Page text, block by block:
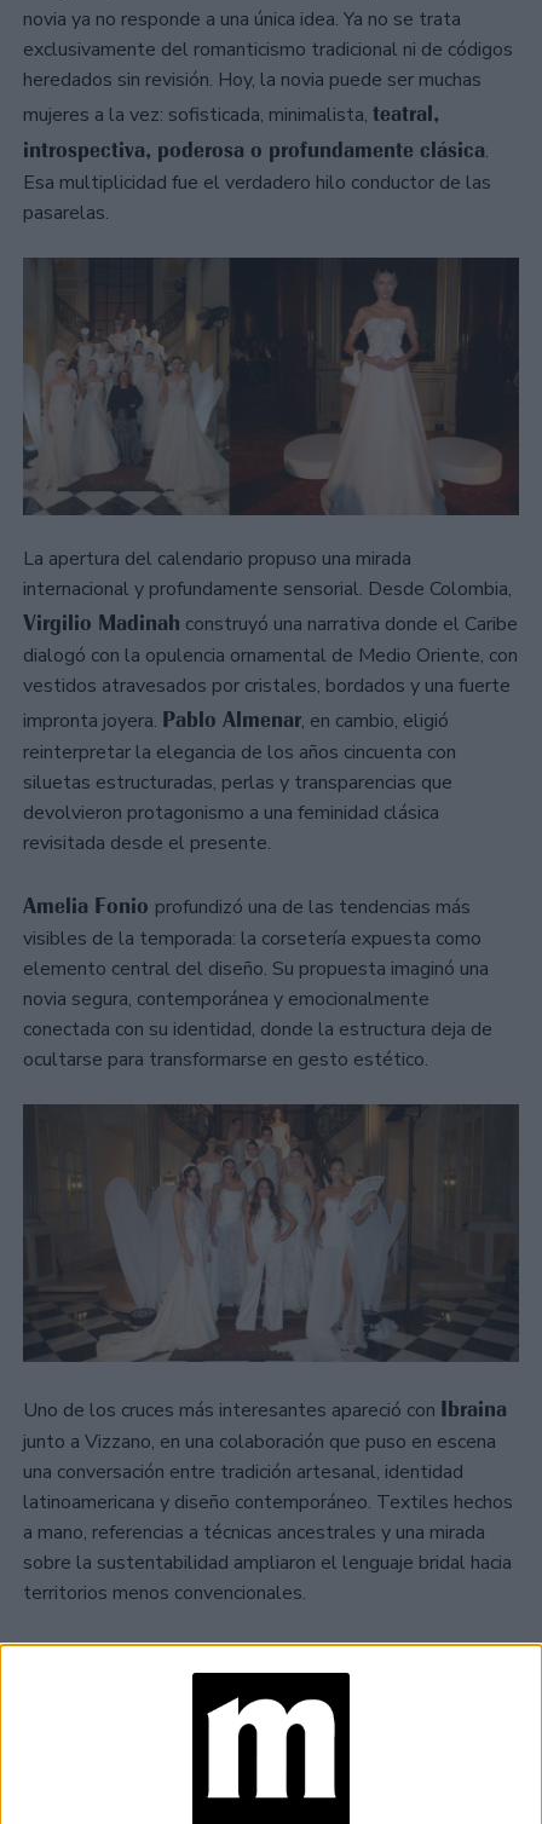
novia ya no responde a una única idea. Ya no se trata
exclusivamente del romanticismo tradicional ni de códigos
heredados sin revisión. Hoy, la novia puede ser muchas
mujeres a la vez: sofisticada, minimalista, teatral,
introspectiva, poderosa o profundamente clásica.
Esa multiplicidad fue el verdadero hilo conductor de las
pasarelas.
La apertura del calendario propuso una mirada
internacional y profundamente sensorial. Desde Colombia,
Virgilio Madinah construyó una narrativa donde el Caribe
dialogó con la opulencia ornamental de Medio Oriente, con
vestidos atravesados por cristales, bordados y una fuerte
impronta joyera. Pablo Almenar, en cambio, eligió
reinterpretar la elegancia de los años cincuenta con
siluetas estructuradas, perlas y transparencias que
devolvieron protagonismo a una feminidad clásica
revisitada desde el presente.
Amelia Fonio profundizó una de las tendencias más
visibles de la temporada: la corsetería expuesta como
elemento central del diseño. Su propuesta imaginó una
novia segura, contemporánea y emocionalmente
conectada con su identidad, donde la estructura deja de
ocultarse para transformarse en gesto estético.
Uno de los cruces más interesantes apareció con Ibraina
junto a Vizzano, en una colaboración que puso en escena
una conversación entre tradición artesanal, identidad
latinoamericana y diseño contemporáneo. Textiles hechos
a mano, referencias a técnicas ancestrales y una mirada
sobre la sustentabilidad ampliaron el lenguaje bridal hacia
territorios menos convencionales.
TECNOMODA 2026:
CUANDO LA MODA
IA